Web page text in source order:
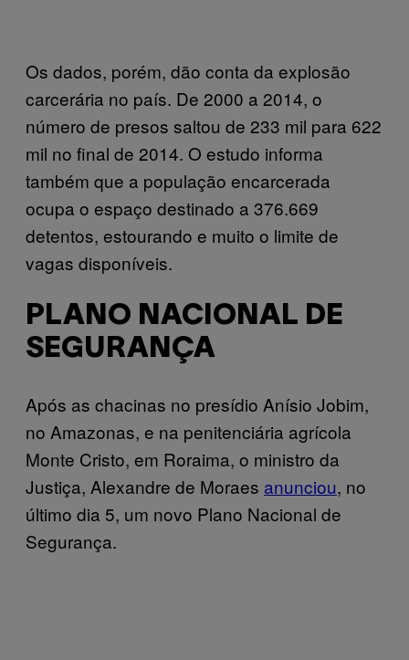
Os dados, porém, dão conta da explosão
carcerária no país. De 2000 a 2014, o
número de presos saltou de 233 mil para 622
mil no final de 2014. O estudo informa
também que a população encarcerada
ocupa o espaço destinado a 376.669
detentos, estourando e muito o limite de
vagas disponíveis.
PLANO NACIONAL DE
SEGURANÇA
Após as chacinas no presídio Anísio Jobim,
no Amazonas, e na penitenciária agrícola
Monte Cristo, em Roraima, o ministro da
Justiça, Alexandre de Moraes anunciou, no
último dia 5, um novo Plano Nacional de
Segurança.